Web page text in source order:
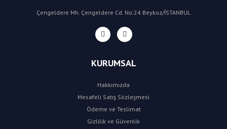
Çengeldere Mh. Çengeldere Cd. No:24 Beykoz/İSTANBUL
KURUMSAL
Hakkımızda
Mesafeli Satış Sözleşmesi
Ödeme ve Teslimat
Gizlilik ve Güvenlik